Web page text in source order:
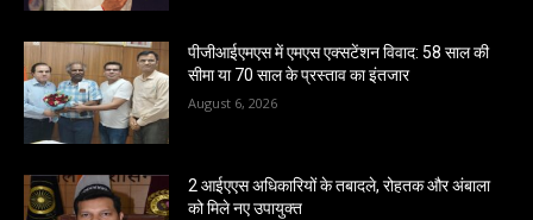
पीजीआईएमएस में एमएस एक्सटेंशन विवाद: 58 साल की
सीमा या 70 साल के प्रस्ताव का इंतजार
August 6, 2026
2 आईएएस अधिकारियों के तबादले, रोहतक और अंबाला
को मिले नए उपायुक्त